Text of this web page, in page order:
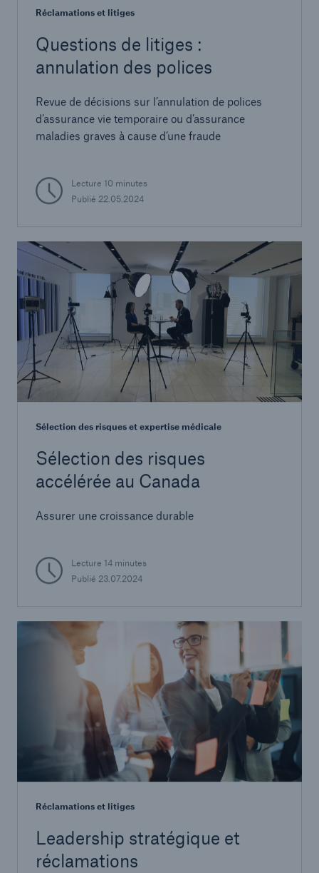
Réclamations et litiges
Questions de litiges :
annulation des polices
Revue de décisions sur l’annulation de polices
d’assurance vie temporaire ou d’assurance
maladies graves à cause d’une fraude
Lecture 10 minutes
Publié 22.05.2024
Sélection des risques et expertise médicale
Sélection des risques
accélérée au Canada
Assurer une croissance durable
Lecture 14 minutes
Publié 23.07.2024
Réclamations et litiges
Leadership stratégique et
réclamations